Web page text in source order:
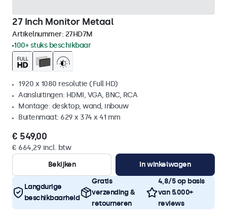
27 Inch Monitor Metaal
Artikelnummer: 27HD7M
100+ stuks beschikbaar
1920 x 1080 resolutie (Full HD)
Aansluitingen: HDMI, VGA, BNC, RCA
Montage: desktop, wand, inbouw
Buitenmaat: 629 x 374 x 41 mm
€ 549,00
€ 664,29 incl. btw
Bekijken
In winkelwagen
Langdurige
beschikbaarheid
Gratis
verzending &
retourneren
4,8/5 op basis
van 5.000+
reviews